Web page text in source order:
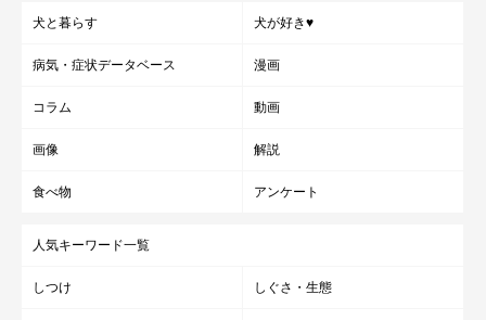
犬と暮らす 犬が好き♥
病気・症状データベース 漫画
コラム 動画
画像 解説
食べ物 アンケート
人気キーワード一覧
しつけ しぐさ・生態